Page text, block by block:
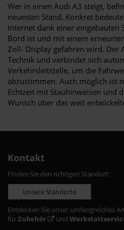
Wer in einen Audi A3 steigt,
neuesten Stand. Konkret
Internet dank einer eingebauten
Bord ist und mit einem
Zoll- Display gefahren wird. Der
Technik und verbindet sich
Verkehrsleitstelle, um die
abzustimmen. Auch möglich ist
Echtzeit mit Stauhinweisen und
Wunsch über das weit
Kontakt
Finden Sie den richtigen Standort:
Unsere Standorte
Entdecken Sie unser umfangreiches
fürZubehör und